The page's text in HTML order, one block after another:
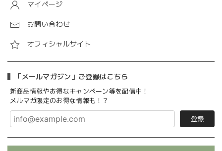
マイページ
お問い合わせ
オフィシャルサイト
「メールマガジン」ご登録はこちら
新商品情報やお得なキャンペーン等を配信中！
メルマガ限定のお得な情報も！？
登録